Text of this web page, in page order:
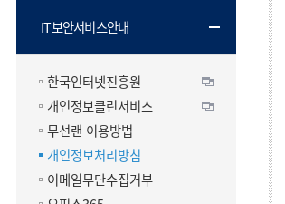
IT보안서비스안내
한국인터넷진흥원
개인정보클린서비스
무선랜 이용방법
개인정보처리방침
이메일무단수집거부